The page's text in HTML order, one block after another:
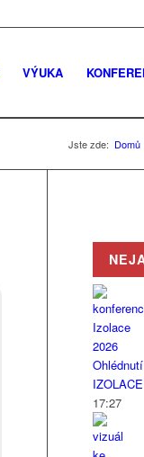
VÝUKA
Jste zde: Domů
17:27